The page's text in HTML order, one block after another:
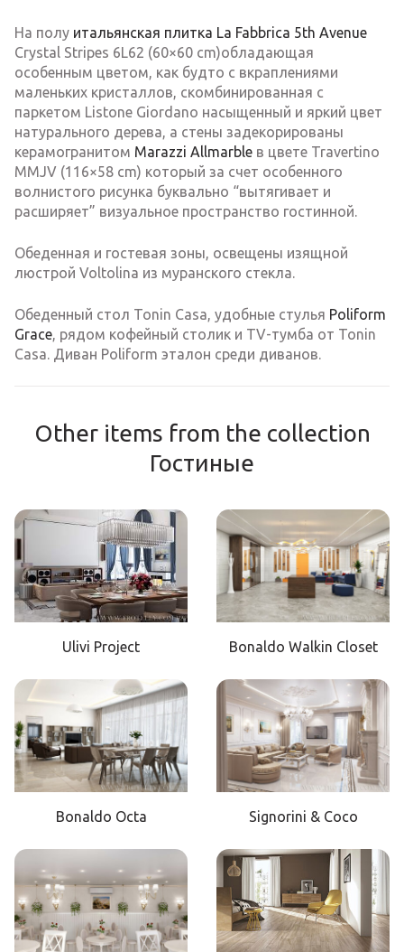
На полу итальянская плитка La Fabbrica 5th Avenue
Crystal Stripes 6L62 (60×60 cm)обладающая
особенным цветом, как будто с вкраплениями
маленьких кристаллов, скомбинированная с
паркетом Listone Giordano насыщенный и яркий цвет
натурального дерева, а стены задекорированы
керамогранитом Marazzi Allmarble в цвете Travertino
MMJV (116×58 cm) который за счет особенного
волнистого рисунка буквально “вытягивает и
расширяет” визуальное пространство гостинной.
Обеденная и гостевая зоны, освещены изящной
люстрой Voltolina из муранского стекла.
Обеденный стол Tonin Casa, удобные стулья Poliform
Grace, рядом кофейный столик и TV-тумба от Tonin
Casa. Диван Poliform эталон среди диванов.
Other items from the collection
Гостиные
Ulivi Project Bonaldo Walkin Closet
Bonaldo Octa Signorini & Coco